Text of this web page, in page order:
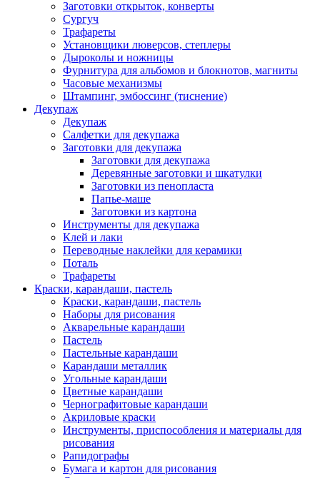
Заготовки открыток, конверты
Сургуч
Трафареты
Установщики люверсов, степлеры
Дыроколы и ножницы
Фурнитура для альбомов и блокнотов, магниты
Часовые механизмы
Штампинг, эмбоссинг (тиснение)
Декупаж
Декупаж
Салфетки для декупажа
Заготовки для декупажа
Заготовки для декупажа
Деревянные заготовки и шкатулки
Заготовки из пенопласта
Папье-маше
Заготовки из картона
Инструменты для декупажа
Клей и лаки
Переводные наклейки для керамики
Поталь
Трафареты
Краски, карандаши, пастель
Краски, карандаши, пастель
Наборы для рисования
Акварельные карандаши
Пастель
Пастельные карандаши
Карандаши металлик
Угольные карандаши
Цветные карандаши
Чернографитовые карандаши
Акриловые краски
Инструменты, приспособления и материалы для
рисования
Рапидографы
Бумага и картон для рисования